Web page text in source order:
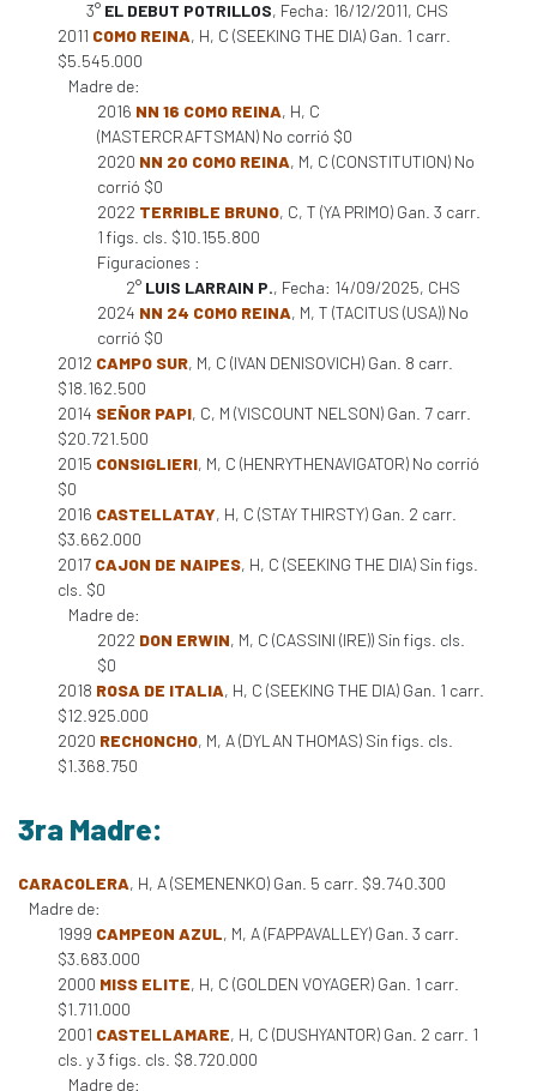
3° EL DEBUT POTRILLOS, Fecha: 16/12/2011, CHS
2011 COMO REINA, H, C (SEEKING THE DIA) Gan. 1 carr.
$5.545.000
Madre de:
2016 NN 16 COMO REINA, H, C
(MASTERCRAFTSMAN) No corrió $0
2020 NN 20 COMO REINA, M, C (CONSTITUTION) No
corrió $0
2022 TERRIBLE BRUNO, C, T (YA PRIMO) Gan. 3 carr.
1 figs. cls. $10.155.800
Figuraciones :
2° LUIS LARRAIN P., Fecha: 14/09/2025, CHS
2024 NN 24 COMO REINA, M, T (TACITUS (USA)) No
corrió $0
2012 CAMPO SUR, M, C (IVAN DENISOVICH) Gan. 8 carr.
$18.162.500
2014 SEÑOR PAPI, C, M (VISCOUNT NELSON) Gan. 7 carr.
$20.721.500
2015 CONSIGLIERI, M, C (HENRYTHENAVIGATOR) No corrió
$0
2016 CASTELLATAY, H, C (STAY THIRSTY) Gan. 2 carr.
$3.662.000
2017 CAJON DE NAIPES, H, C (SEEKING THE DIA) Sin figs.
cls. $0
Madre de:
2022 DON ERWIN, M, C (CASSINI (IRE)) Sin figs. cls.
$0
2018 ROSA DE ITALIA, H, C (SEEKING THE DIA) Gan. 1 carr.
$12.925.000
2020 RECHONCHO, M, A (DYLAN THOMAS) Sin figs. cls.
$1.368.750
3ra Madre:
CARACOLERA, H, A (SEMENENKO) Gan. 5 carr. $9.740.300
Madre de:
1999 CAMPEON AZUL, M, A (FAPPAVALLEY) Gan. 3 carr.
$3.683.000
2000 MISS ELITE, H, C (GOLDEN VOYAGER) Gan. 1 carr.
$1.711.000
2001 CASTELLAMARE, H, C (DUSHYANTOR) Gan. 2 carr. 1
cls. y 3 figs. cls. $8.720.000
Madre de: